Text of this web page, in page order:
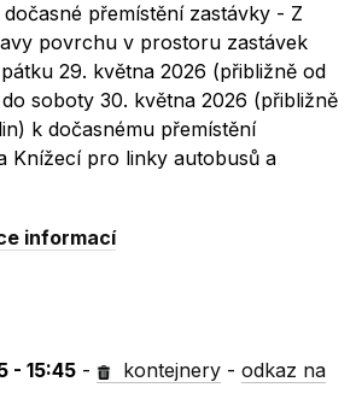
přemístění zastávky - Z
povrchu v prostoru zastávek
29. května 2026 (přibližně od
soboty 30. května 2026 (přibližně
k dočasnému přemístění
Knížecí pro linky autobusů a
informací
- 15:45 - kontejnery -odkaz na